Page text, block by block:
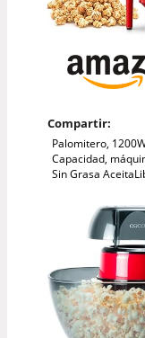
Compartir:
Palomitero,
Capacidad,
Sin Grasa